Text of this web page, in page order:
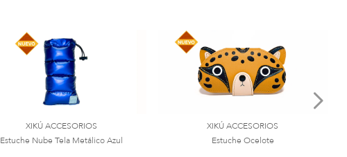
XIKÚ ACCESORIOS
Estuche Nube Tela Metálico Azul
XIKÚ ACCESORIOS
Estuche Ocelote